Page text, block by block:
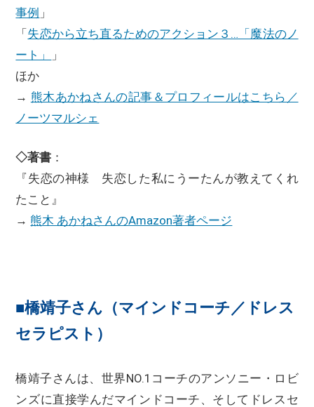
事例 」
「 失恋から立ち直るためのアクション３…「魔法のノ
ート」
」
ほか
→ 熊木あかねさんの記事＆プロフィールはこちら／
ノーツマルシェ
◇著書 ：
『失恋の神様 失恋した私にうーたんが教えてくれ
たこと』
→熊木 あかねさんのAmazon著者ページ
■橋靖子さん（マインドコーチ／ドレス
セラピスト）
橋靖子さんは、世界NO.1コーチのアンソニー・ロビ
ンズに直接学んだマインドコーチ、そしてドレスセ